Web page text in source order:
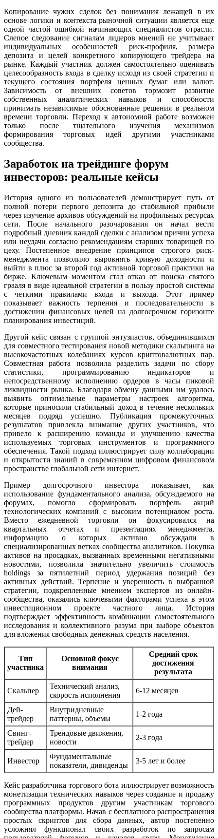
Копирование чужих сделок без понимания лежащей в их
основе логики и контекста рыночной ситуации является еще
одной частой ошибкой начинающих специалистов отрасли.
Слепое следование сигналам лидеров мнений не учитывает
индивидуальных особенностей риск-профиля, размера
депозита и целей конкретного копирующего трейдера на
рынке. Каждый участник должен самостоятельно оценивать
целесообразность входа в сделку исходя из своей стратегии и
текущего состояния портфеля ценных бумаг или валют.
Зависимость от внешних советов тормозит развитие
собственных аналитических навыков и способности
принимать независимые обоснованные решения в реальном
времени торговли. Переход к автономной работе возможен
только после тщательного изучения механизмов
формирования торговых идей другими участниками
сообщества.
Заработок на трейдинге форум
инвесторов: реальные кейсы
История одного из пользователей демонстрирует путь от
полной потери первого депозита до стабильной прибыли
через изучение архивов обсуждений на профильных ресурсах
сети. После начального разочарования он начал вести
подробный дневник каждой сделки с анализом причин успеха
или неудачи согласно рекомендациям старших товарищей по
цеху. Постепенное внедрение принципов строгого риск-
менеджмента позволило выровнять кривую доходности и
выйти в плюс за второй год активной торговой практики на
бирже. Ключевым моментом стал отказ от поиска святого
грааля в виде идеальной стратегии в пользу простой системы
с четкими правилами входа и выхода. Этот пример
показывает важность терпения и последовательности в
достижении финансовых целей на долгосрочном горизонте
планирования инвестиций.
Другой кейс связан с группой энтузиастов, объединившихся
для совместного тестирования новой методики скальпинга на
высокочастотных колебаниях курсов криптовалютных пар.
Совместная работа позволила разделить задачи по сбору
статистики, программированию индикаторов и
непосредственному исполнению ордеров в часы пиковой
ликвидности рынка. Благодаря обмену данными им удалось
выявить оптимальные параметры настроек алгоритма,
которые приносили стабильный доход в течение нескольких
месяцев подряд успешно. Публикация промежуточных
результатов привлекла внимание других участников, что
привело к расширению команды и улучшению качества
используемых торговых инструментов и программного
обеспечения. Такой подход иллюстрирует силу коллаборации
и открытости знаний в современном цифровом финансовом
пространстве глобальной сети интернет.
Пример долгосрочного инвестора показывает, как
использование фундаментального анализа, обсуждаемого на
форумах, помогло сформировать портфель акций
технологических компаний с высоким потенциалом роста.
Вместо ежедневной торговли он фокусировался на
квартальных отчетах и презентациях менеджмента,
информацию о которых активно обсуждали в
специализированных ветках сообщества аналитиков. Покупка
активов на просадках, вызванных временными негативными
новостями, позволила значительно увеличить стоимость
holdings за пятилетний период удержания позиций без
активных действий. Терпение и уверенность в выбранной
стратегии, подкрепленные мнением экспертов из онлайн-
сообщества, оказались ключевыми факторами успеха в этом
инвестиционном проекте частного лица. История
подтверждает эффективность комбинации самостоятельного
исследования и коллективного разума при выборе объектов
для вложения свободных денежных средств населения.
Тип
участника
Основной фокус
внимания
Средний срок
достижения
результата
Скальпер
Технический анализ,
скорость исполнения
6-12 месяцев
Дей-
трейдер
Внутридневные
паттерны, объемы
1-2 года
Свинг-
трейдер
Трендовые движения,
новости
2-3 года
Инвестор
Фундаментальные
показатели, дивиденды
3-5 лет и более
Кейс разработчика торгового бота иллюстрирует возможность
монетизации технических навыков через создание и продажу
программных продуктов другим участникам торгового
сообщества платформы. Начав с бесплатного распространения
простых скриптов для сбора данных, автор постепенно
усложнял функционал своих разработок по запросам